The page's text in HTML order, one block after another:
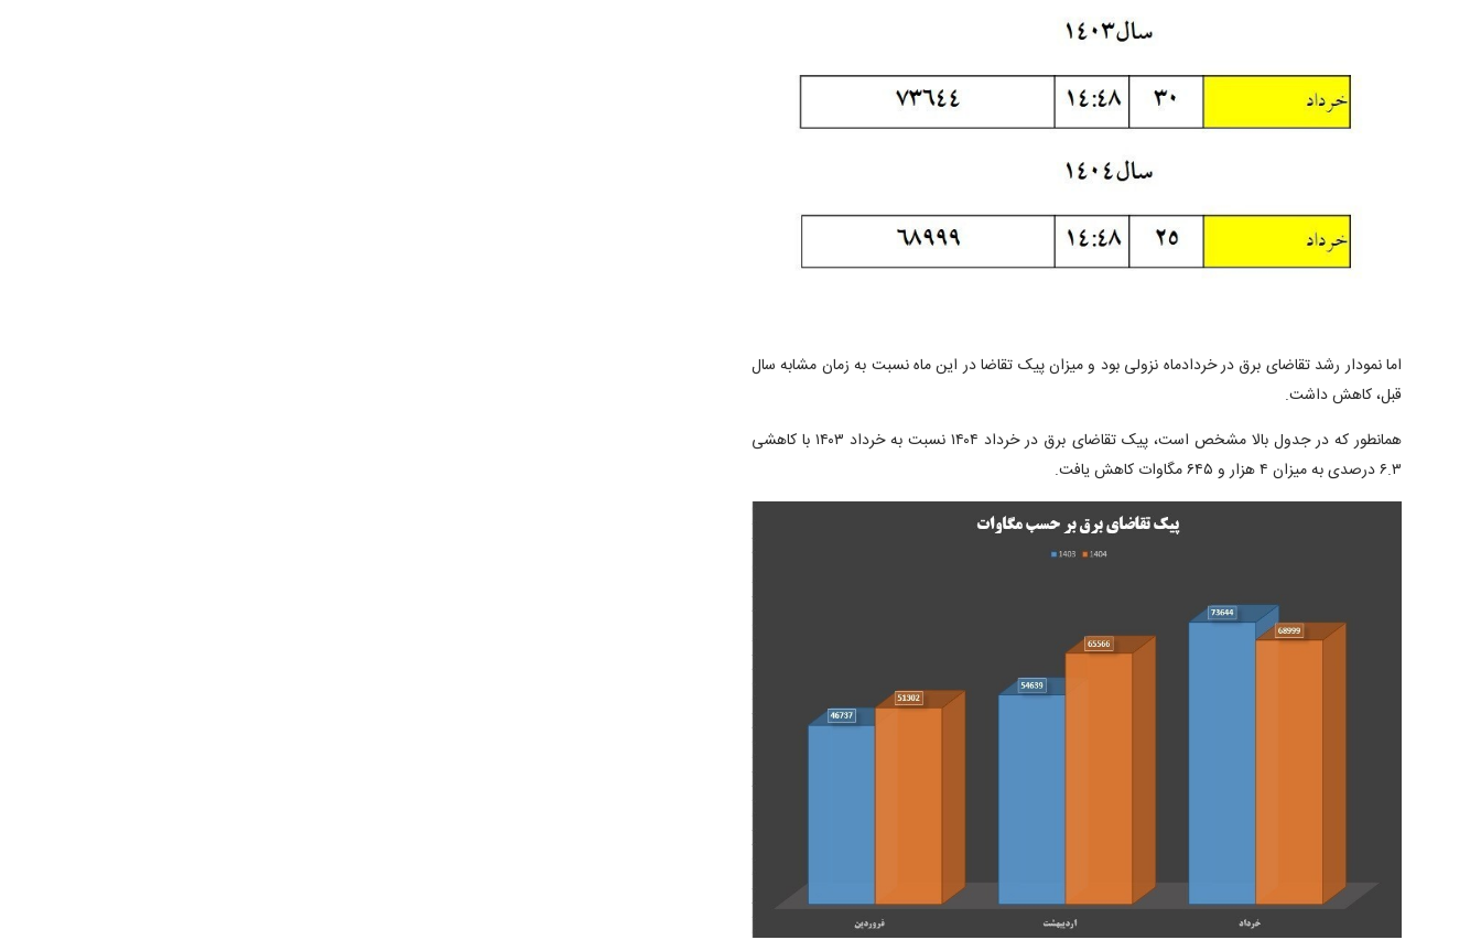
اما نمودار رشد تقاضای برق در خردادماه نزولی بود و میزان پیک تقاضا در این ماه نسبت به زمان مشابه سال
قبل، کاهش داشت.
همانطور که در جدول بالا مشخص است، پیک تقاضای برق در خرداد ۱۴۰۴ نسبت به خرداد ۱۴۰۳ با کاهشی
۶.۳ درصدی به میزان ۴ هزار و ۶۴۵ مگاوات کاهش یافت.